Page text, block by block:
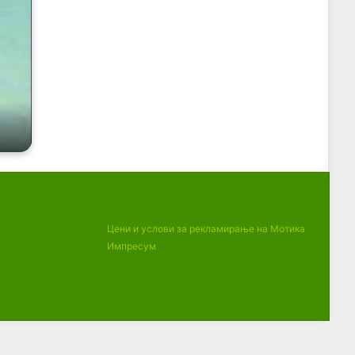
Цени и услови за рекламирање на Мотика
Импресум